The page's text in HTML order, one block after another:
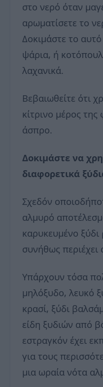
στο νερό όταν
αρωματίσετε το
Δοκιμάστε το
ψάρια, ή
λαχανικά.
Βεβαιωθείτε ότι
κίτρινο μέρος
άσπρο.
Δοκιμάστε να
διαφορετικά
Σχεδόν
αλμυρό
καρυκευμένο
συνήθως περιέχει
Υπάρχουν τόσα
μηλόξυδο, λευκό
κρασί, ξύδι
είδη ξυδιών από
εστραγκόν έχει
για τους
μια ωραία νότα